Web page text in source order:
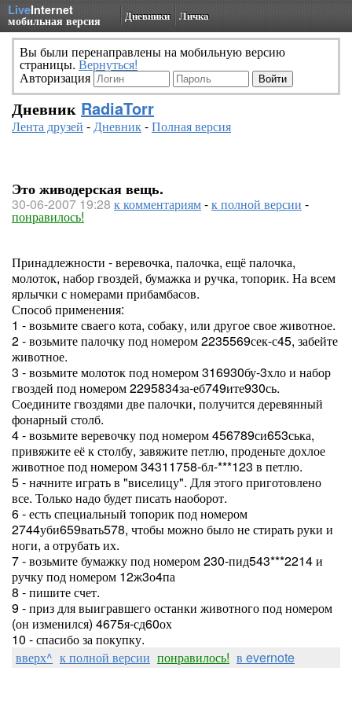
LiveInternet
мобильная версия Дневники Личка
Вы были перенаправлены на мобильную версию
страницы. Вернуться!
Авторизация
Дневник RadiaTorr
Лента друзей -Дневник-Полная версия
Это живодерская вещь.
30-06-2007 19:28 к комментариям-к полной версии -
понравилось!
Принадлежности - веревочка, палочка, ещё палочка,
молоток, набор гвоздей, бумажка и ручка, топорик. На всем
ярлычки с номерами прибамбасов.
Способ применения:
1 - возьмите сваего кота, собаку, или другое свое животное.
2 - возьмите палочку под номером 2235569сек-с45, забейте
животное.
3 - возьмите молоток под номером 316930бу-3хло и набор
гвоздей под номером 2295834за-еб749ите930сь.
Соедините гвоздями две палочки, получится деревянный
фонарный столб.
4 - возьмите веревочку под номером 456789си653ська,
привяжите её к столбу, завяжите петлю, проденьте дохлое
животное под номером 34311758-бл-***123 в петлю.
5 - начните играть в "виселицу". Для этого приготовлено
все. Только надо будет писать наоборот.
6 - есть специальный топорик под номером
2744уби659вать578, чтобы можно было не стирать руки и
ноги, а отрубать их.
7 - возьмите бумажку под номером 230-пид543***2214 и
ручку под номером 12ж3о4па
8 - пишите счет.
9 - приз для выигравшего останки животного под номером
(он изменился) 4675я-сд60ох
10 - спасибо за покупку.
вверх^ к полной версии понравилось! в evernote